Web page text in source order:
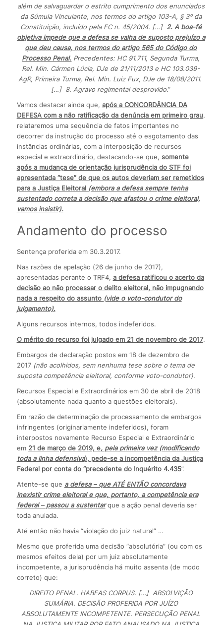
além de salvaguardar o estrito cumprimento dos enunciados
da Súmula Vinculante, nos termos do artigo 103-A, § 3º da
Constituição, incluído pela EC n. 45/2004. […] 2. A boa-fé
objetiva impede que a defesa se valha de suposto prejuízo a
que deu causa, nos termos do artigo 565 do Código do
Processo Penal. Precedentes: HC 91.711, Segunda Turma,
Rel. Min. Cármen Lúcia, DJe de 21/11/2013 e HC 103.039-
AgR, Primeira Turma, Rel. Min. Luiz Fux, DJe de 18/08/2011.
[…] 8. Agravo regimental desprovido.”
Vamos destacar ainda que, após a CONCORDÂNCIA DA
DEFESA com a não ratificação da denúncia em primeiro grau,
relataremos uma sequência de fatos importantes no
decorrer da instrução do processo até o esgotamento das
instâncias ordinárias, com a interposição de recursos
especial e extraordinário, destacando-se que, somente
após a mudança de orientação jurisprudência do STF foi
apresentada “tese” de que os autos deveriam ser remetidos
para a Justiça Eleitoral (embora a defesa sempre tenha
sustentado correta a decisão que afastou o crime eleitoral,
vamos insistir).
Andamento do processo
Sentença proferida em 30.3.2017.
Nas razões de apelação (26 de junho de 2017),
apresentadas perante o TRF4, a defesa ratificou o acerto da
decisão ao não processar o delito eleitoral, não impugnando
nada a respeito do assunto (vide o voto-condutor do
julgamento).
Alguns recursos internos, todos indeferidos.
O mérito do recurso foi julgado em 21 de novembro de 2017.
Embargos de declaração postos em 18 de dezembro de
2017 (não acolhidos, sem nenhuma tese sobre o tema de
suposta competência eleitoral, conforme voto-condutor).
Recursos Especial e Extraordinários em 30 de abril de 2018
(absolutamente nada quanto a questões eleitorais).
Em razão de determinação de processamento de embargos
infringentes (originariamente indeferidos), foram
interpostos novamente Recurso Especial e Extraordinário
em 21 de março de 2019, e, pela primeira vez (modificando
toda a linha defensiva), pede-se a incompetência da Justiça
Federal por conta do “precedente do Inquérito 4.435”.
Atente-se que a defesa – que ATÉ ENTÃO concordava
inexistir crime eleitoral e que, portanto, a competência era
federal – passou a sustentarque a ação penal deveria ser
toda anulada.
Até então não havia “violação do juiz natural” …
Mesmo que proferida uma decisão “absolutória” (ou com os
mesmos efeitos dela) por um juiz absolutamente
incompetente, a jurisprudência há muito assenta (de modo
correto) que:
DIREITO PENAL. HABEAS CORPUS. […] ABSOLVIÇÃO
SUMÁRIA. DECISÃO PROFERIDA POR JUÍZO
ABSOLUTAMENTE INCOMPETENTE. PERSECUÇÃO PENAL